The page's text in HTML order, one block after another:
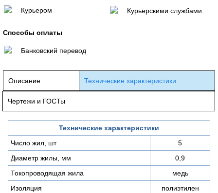
Курьером
Курьерскими службами
Способы оплаты
Банковский перевод
Описание Технические характеристики
Чертежи и ГОСТы
Технические характеристики
Число жил, шт
5
Диаметр жилы, мм
0,9
Токопроводящая жила
медь
Изоляция
полиэтилен